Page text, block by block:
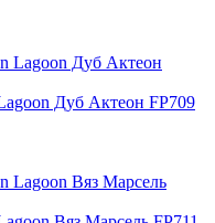
Дуб Актеон FP709